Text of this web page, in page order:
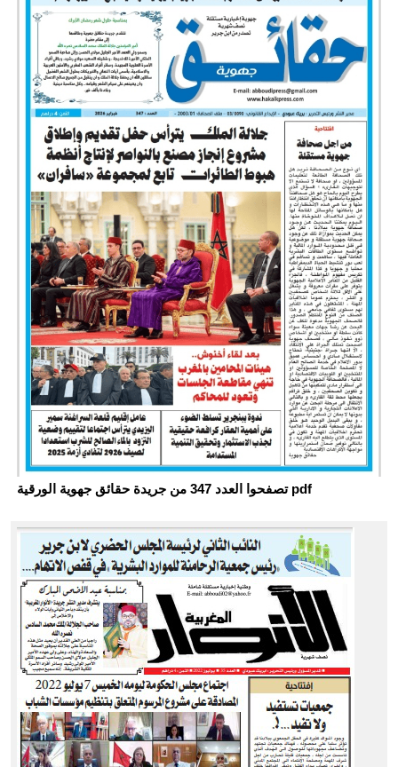
تصفحوا العدد 347 من جريدة حقائق جهوية الورقية pdf